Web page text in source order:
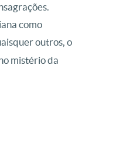
como
outros, o
mistério da